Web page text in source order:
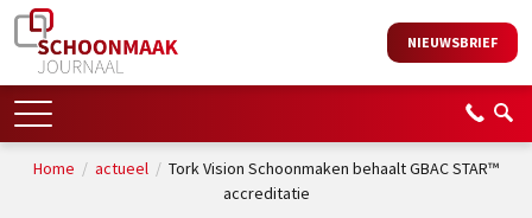
NIEUWSBRIEF
Home / actueel / Tork Vision Schoonmaken behaalt GBAC STAR™
accreditatie